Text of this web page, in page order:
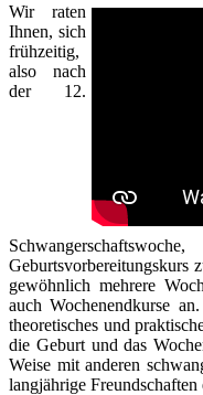
Wir raten
Ihnen, sich
frühzeitig,
also nach
der 12.
Geburtsvorbereitungskurs
gewöhnlich mehrere
auch Wochenendkurse
theoretisches und
die Geburt und das
Weise mit anderen
langjährige